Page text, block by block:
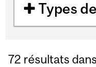
Types
72 résultats dans